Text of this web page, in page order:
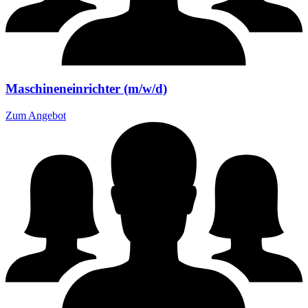
Maschineneinrichter (m/w/d)
Zum Angebot